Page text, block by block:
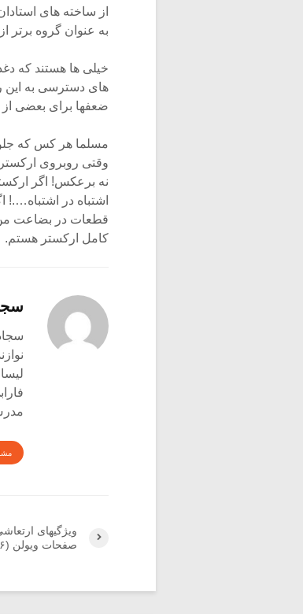
از ساخته های
به عنوان گروه برتر
خیلی ها هستند که
های دسترسی به این
ضعفها برای بعضی
مسلما هر کس که
وقتی روبروی
نه برعکس! اگر
اشتباه در
قطعات در بضاعت من
کامل ارکستر هستم.
سجاد
ویژگیهای
صفحات ویولن (۶)